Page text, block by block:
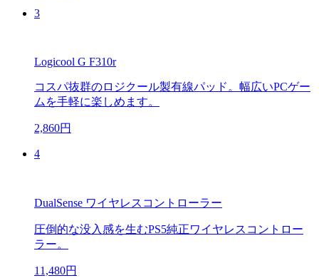
3
Logicool G F310r
コスパ抜群のロジクール製有線パッド。幅広いPCゲー
ムを手軽に楽しめます。
2,860円
4
DualSense ワイヤレスコントローラー
圧倒的な没入感を生むPS5純正ワイヤレスコントロー
ラー。
11,480円